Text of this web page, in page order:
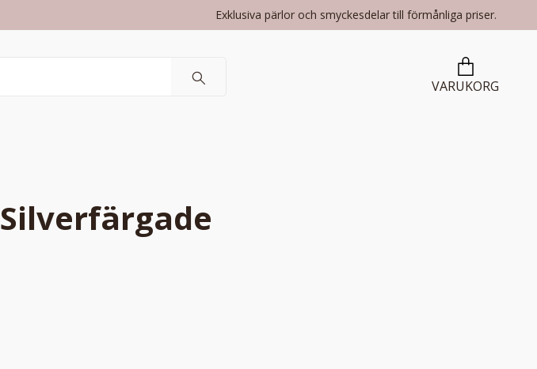
Exklusiva pärlor och smyckesdelar till förmånliga priser.
VARUKORG
Silverfärgade